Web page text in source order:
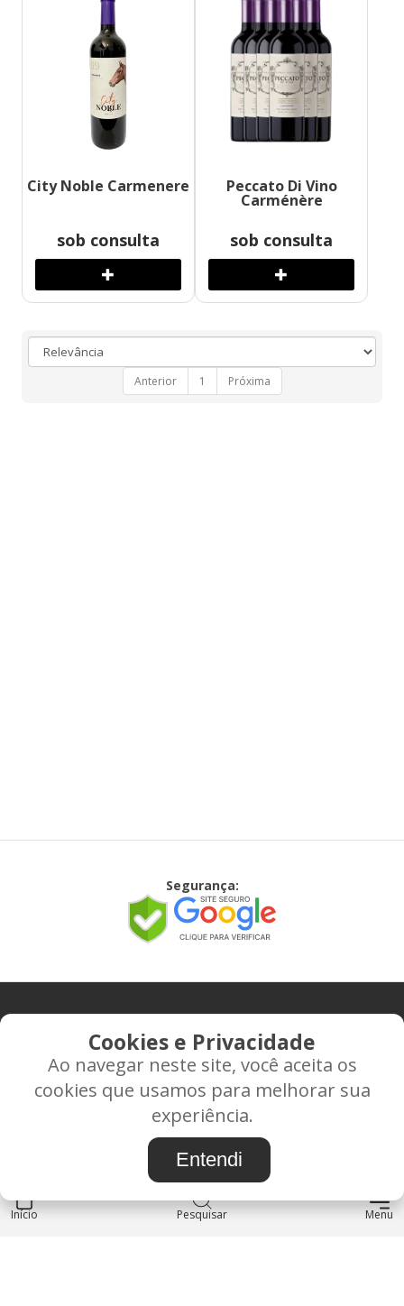
Início Pesquisar Menu
City Noble Carmenere
sob consulta
Peccato Di Vino
Carménère
sob consulta
Anterior 1 Próxima
Segurança:
CONTATO
Rua Alice Frateano Figueiredo, 11-44 - Vila Triagem -
BAURU/SP - CEP: 17.030-038
CNPJ: 37.022.538/0001-07
INSTITUCIONAL
Cookies e Privacidade
Ao navegar neste site, você aceita os
cookies que usamos para melhorar sua
experiência.
Entendi